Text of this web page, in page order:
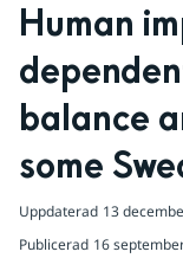
Human
balance
some
Uppdaterad 13
Publicerad 16